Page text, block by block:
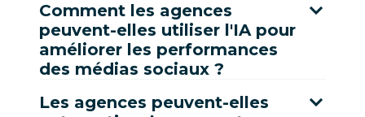
Comment les agences
peuvent-elles utiliser l'IA pour
améliorer les performances
des médias sociaux ?
Les agences peuvent-elles